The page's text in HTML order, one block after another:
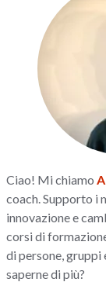
Ciao! Mi chiamo
coach. Supporto i
innovazione e
corsi di
di persone, gruppi
saperne di più?